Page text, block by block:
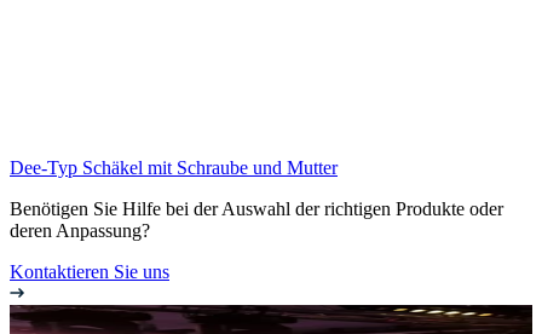
Dee-Typ Schäkel mit Schraube und Mutter
Benötigen Sie Hilfe bei der Auswahl der richtigen Produkte oder
deren Anpassung?
Kontaktieren Sie uns